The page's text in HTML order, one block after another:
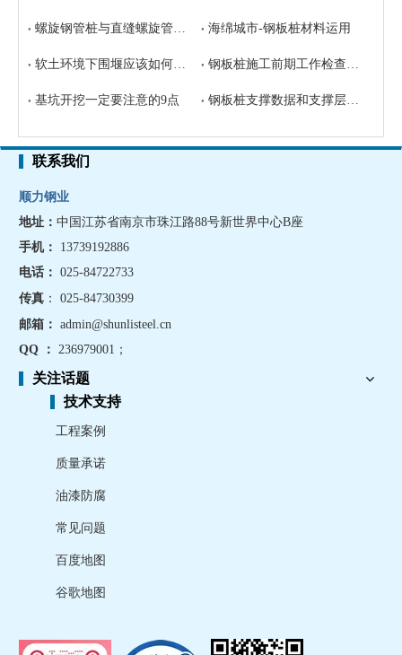
海绵城市-钢板桩材料运用
基坑开挖一定要注意的9点
联系我们
顺力钢业
地址： 中国江苏省南京市珠江路88号新世界中心B座
手机：
13739192886
电话： 025-84722733
传真 ： 025-84730399
邮箱： admin@shunlisteel.cn
QQ ：
236979001 ；
关注话题
技术支持
工程案例
质量承诺
油漆防腐
常见问题
百度地图
谷歌地图